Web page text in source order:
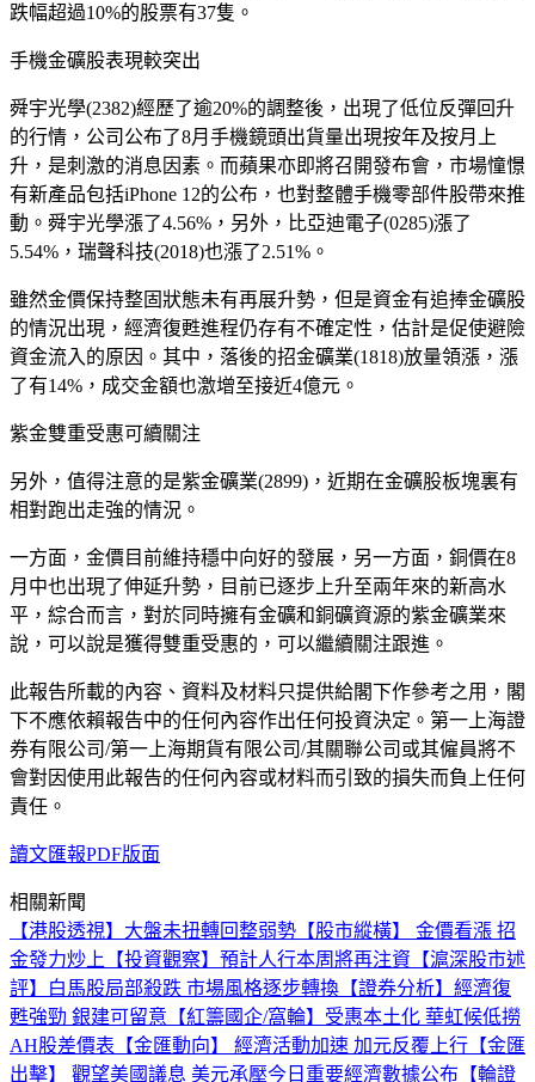
跌幅超過10%的股票有37隻。
手機金礦股表現較突出
舜宇光學(2382)經歷了逾20%的調整後，出現了低位反彈回升
的行情，公司公布了8月手機鏡頭出貨量出現按年及按月上
升，是刺激的消息因素。而蘋果亦即將召開發布會，市場憧憬
有新產品包括iPhone 12的公布，也對整體手機零部件股帶來推
動。舜宇光學漲了4.56%，另外，比亞迪電子(0285)漲了
5.54%，瑞聲科技(2018)也漲了2.51%。
雖然金價保持整固狀態未有再展升勢，但是資金有追捧金礦股
的情況出現，經濟復甦進程仍存有不確定性，估計是促使避險
資金流入的原因。其中，落後的招金礦業(1818)放量領漲，漲
了有14%，成交金額也激增至接近4億元。
紫金雙重受惠可續關注
另外，值得注意的是紫金礦業(2899)，近期在金礦股板塊裏有
相對跑出走強的情況。
一方面，金價目前維持穩中向好的發展，另一方面，銅價在8
月中也出現了伸延升勢，目前已逐步上升至兩年來的新高水
平，綜合而言，對於同時擁有金礦和銅礦資源的紫金礦業來
說，可以說是獲得雙重受惠的，可以繼續關注跟進。
此報告所載的內容、資料及材料只提供給閣下作參考之用，閣
下不應依賴報告中的任何內容作出任何投資決定。第一上海證
券有限公司/第一上海期貨有限公司/其關聯公司或其僱員將不
會對因使用此報告的任何內容或材料而引致的損失而負上任何
責任。
讀文匯報PDF版面
相關新聞
【港股透視】大盤未扭轉回整弱勢 【股市縱橫】 金價看漲 招
金發力炒上
【投資觀察】預計人行本周將再注資 【滬深股市述
評】白馬股局部殺跌 市場風格逐步轉換 【證券分析】經濟復
甦強勁 銀建可留意 【紅籌國企/窩輪】受惠本土化 華虹候低撈
AH股差價表 【金匯動向】 經濟活動加速 加元反覆上行 【金匯
出擊】 觀望美國議息 美元承壓今日重要經濟數據公布 【輪證